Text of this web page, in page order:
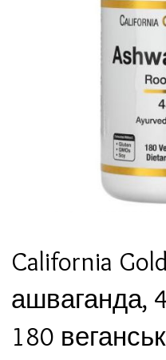
California
ашваганда,
180